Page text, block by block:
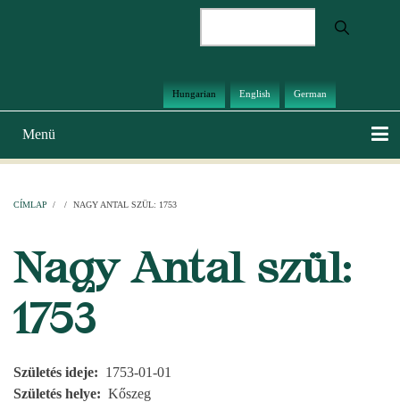
Hungarian English German
Main
navigation
Menü
CÍMLAP / / NAGY ANTAL SZÜL: 1753
Nagy Antal szül:
1753
Születés ideje
1753-01-01
Születés helye
Kőszeg